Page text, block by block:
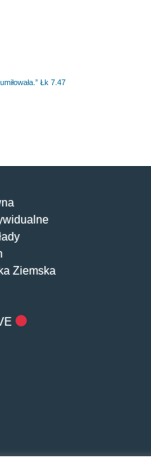
Łk 7.47
Ziemska